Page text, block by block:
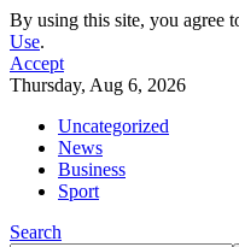
By using this site, you agree
Use.
Accept
Thursday, Aug 6, 2026
Uncategorized
News
Business
Sport
Search